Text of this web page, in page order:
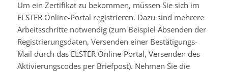
Um ein Zertifikat zu bekommen, müssen Sie sich im
ELSTER Online-Portal registrieren. Dazu sind mehrere
Arbeitsschritte notwendig (zum Beispiel Absenden der
Registrierungsdaten, Versenden einer Bestätigungs-
Mail durch das ELSTER Online-Portal, Versenden des
Aktivierungscodes per Briefpost). Nehmen Sie die